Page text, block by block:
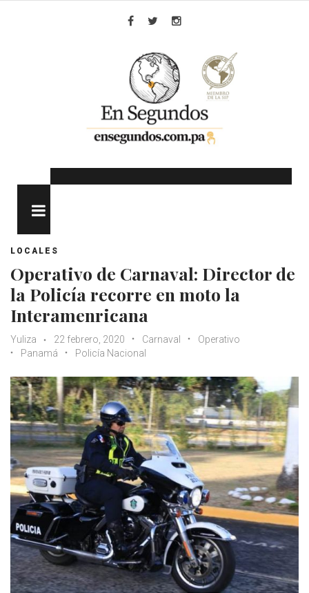
LOCALES
Operativo de Carnaval: Director de
la Policía recorre en moto la
Interamenricana
Yuliza 22 febrero, 2020 Carnaval
Operativo
Panamá
Policía Nacional